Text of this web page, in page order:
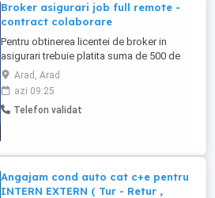
Broker asigurari job full remote -
contract colaborare
Pentru obtinerea licentei de broker in
asigurari trebuie platita suma de 500 de
lei, licentă valabilă 3 ani de zile. (denumit
ATESTAT ISF ASISTENT ÎN BROKERAJ)
Recomandarea mea înainte de a începe
acest drum este să te informezi în grupul
Arad, Arad
azi 09:25
Telefon validat
Angajam cond auto cat c+e pentru
INTERN EXTERN ( Tur - Retur ,